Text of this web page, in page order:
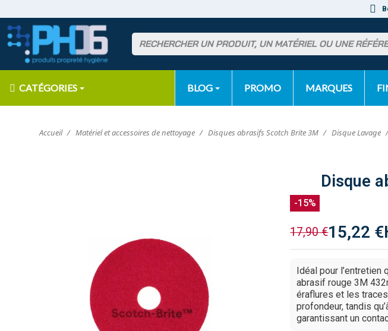
CATÉGORIES BLOG PROMO MARQUES
Accueil Matériel et accessoires de nettoyage Disques abrasifs Scotch Brite 3M Disque Lavage
Disque
-15%
17,90 €15,22 €
Idéal pour l’entretien
abrasif rouge 3M
éraflures et les
profondeur, tandis
garantissant un